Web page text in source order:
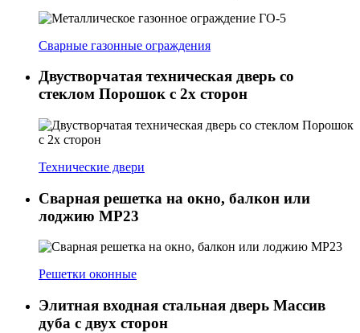
Сварные газонные ограждения
Двустворчатая техническая дверь со
стеклом Порошок с 2х сторон
Технические двери
Сварная решетка на окно, балкон или
лоджию МР23
Решетки оконные
Элитная входная стальная дверь Массив
дуба с двух сторон